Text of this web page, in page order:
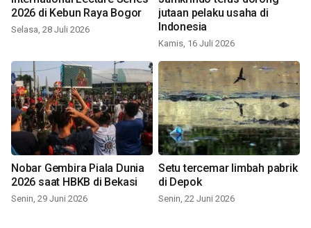
2026 di Kebun Raya Bogor
Selasa, 28 Juli 2026
jutaan pelaku usaha di
Indonesia
Kamis, 16 Juli 2026
Nobar Gembira Piala Dunia
2026 saat HBKB di Bekasi
Senin, 29 Juni 2026
Setu tercemar limbah pabrik
di Depok
Senin, 22 Juni 2026